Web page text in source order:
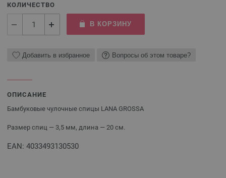
КОЛИЧЕСТВО
В КОРЗИНУ
Добавить в избранное Вопросы об этом товаре?
ОПИСАНИЕ
Бамбуковые чулочные спицы LANA GROSSA
Размер спиц — 3,5 мм, длина — 20 см.
EAN: 4033493130530